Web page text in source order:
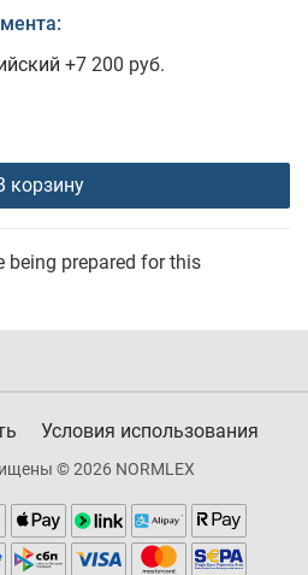
+7 200 руб.
корзину
being prepared for this
Условия использования
© 2026 NORMLEX